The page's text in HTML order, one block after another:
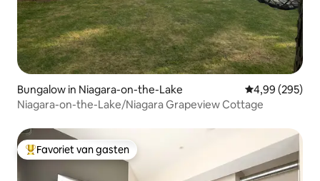
Bungalow in Niagara-on-the-Lake Gemiddelde
4,99 (295)
Niagara-on-the-Lake/Niagara Grapeview Cottage
Topfavoriet van gasten
Favoriet van gasten